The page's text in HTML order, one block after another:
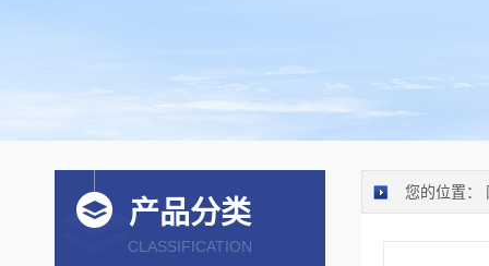
您的位置：
产品分类
CLASSIFICATION